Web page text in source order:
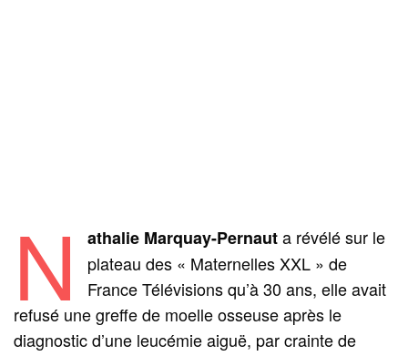
N athalie Marquay-Pernauta révélé sur le
plateau des « Maternelles XXL » de
France Télévisions qu’à 30 ans, elle avait
refusé une greffe de moelle osseuse après le
diagnostic d’une leucémie aiguë, par crainte de